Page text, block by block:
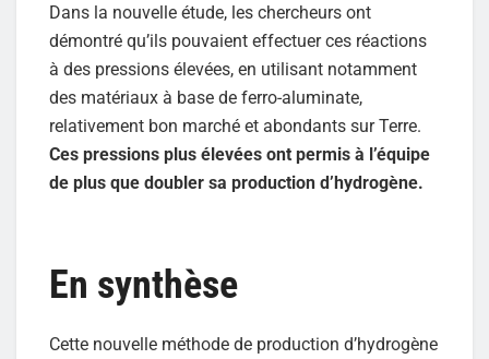
Dans la nouvelle étude, les chercheurs ont
démontré qu’ils pouvaient effectuer ces réactions
à des pressions élevées, en utilisant notamment
des matériaux à base de ferro-aluminate,
relativement bon marché et abondants sur Terre.
Ces pressions plus élevées ont permis à l’équipe
de plus que doubler sa production d’hydrogène.
En synthèse
Cette nouvelle méthode de production d’hydrogène